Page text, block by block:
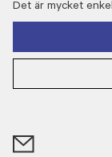
Det är mycket